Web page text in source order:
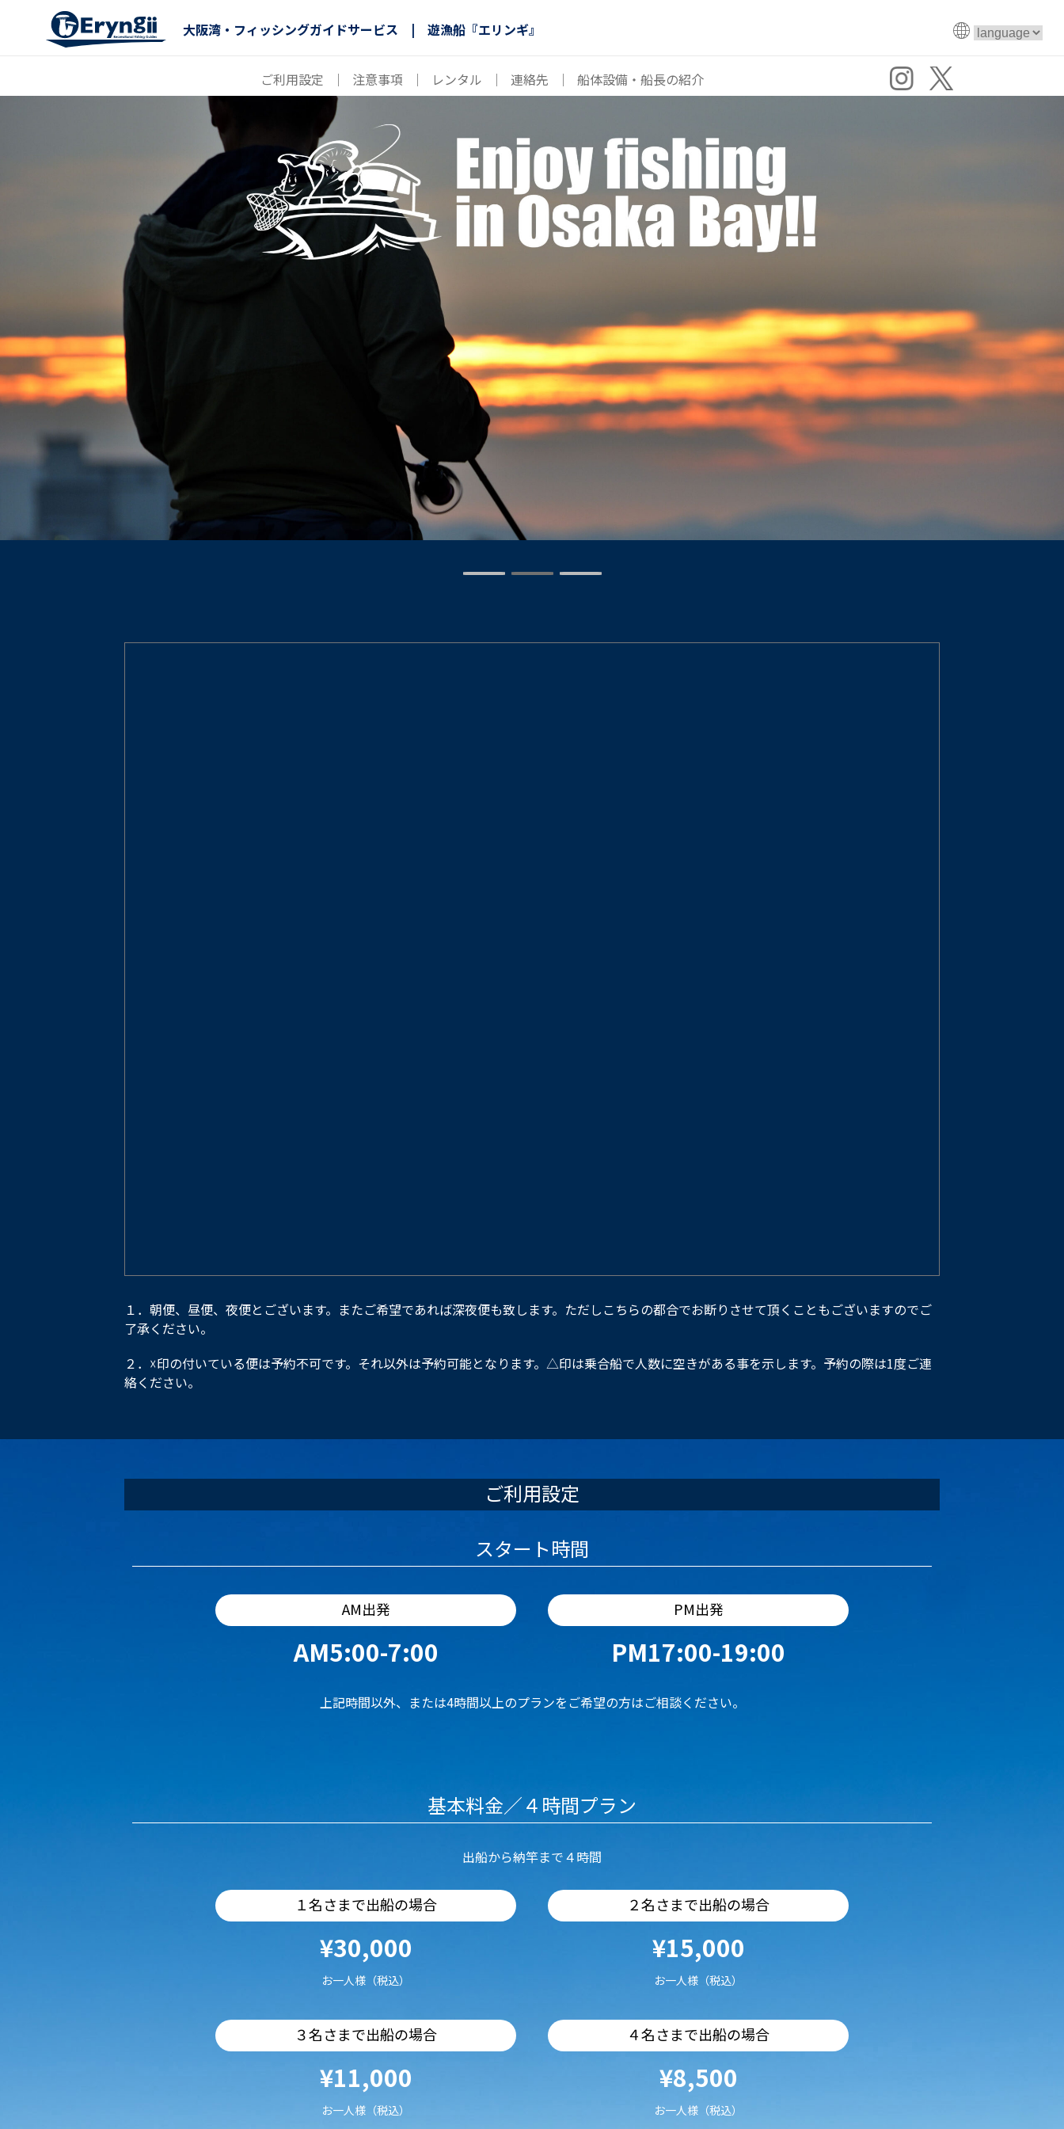
大阪湾・フィッシングガイドサービス | 遊漁船『エリンギ』
ご利用設定 ｜ 注意事項 ｜ レンタル ｜ 連絡先 ｜ 船体設備・船長の紹介
１．朝便、昼便、夜便とございます。またご希望であれば深夜便も致します。ただしこちらの都合でお断りさせて頂くこともございますのでご
了承ください。
２．☓印の付いている便は予約不可です。それ以外は予約可能となります。△印は乗合船で人数に空きがある事を示します。予約の際は1度ご連
絡ください。
ご利用設定
スタート時間
AM出発
AM5:00-7:00
PM出発
PM17:00-19:00
上記時間以外、または4時間以上のプランをご希望の方はご相談ください。
基本料金／４時間プラン
出船から納竿まで４時間
１名さまで出船の場合
¥30,000
お一人様（税込）
２名さまで出船の場合
¥15,000
お一人様（税込）
３名さまで出船の場合
¥11,000
お一人様（税込）
４名さまで出船の場合
¥8,500
お一人様（税込）